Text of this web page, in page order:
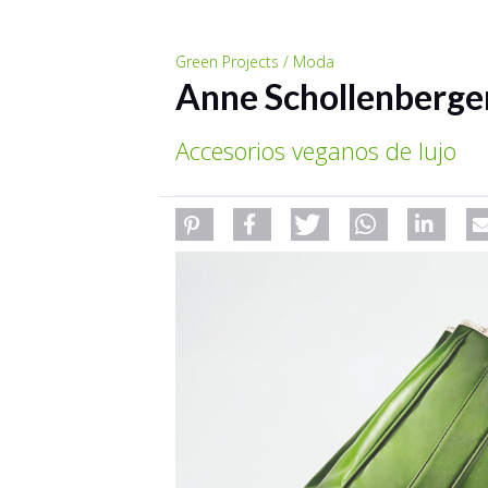
Green Projects / Moda
Anne
Accesorios veganos de lujo